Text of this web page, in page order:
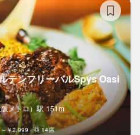
テンフリーバルSpys Oasi
メトロ） 駅 151m
～￥2,999 14席